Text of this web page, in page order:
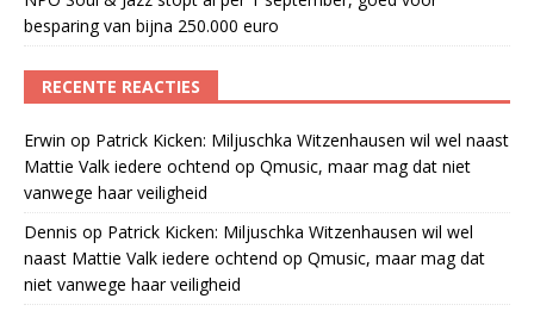
besparing van bijna 250.000 euro
RECENTE REACTIES
Erwin op Patrick Kicken: Miljuschka Witzenhausen wil wel naast
Mattie Valk iedere ochtend op Qmusic, maar mag dat niet
vanwege haar veiligheid
Dennis op Patrick Kicken: Miljuschka Witzenhausen wil wel
naast Mattie Valk iedere ochtend op Qmusic, maar mag dat
niet vanwege haar veiligheid